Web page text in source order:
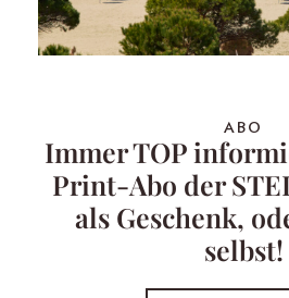
ABO
Immer TOP
Print-Abo der
als Geschenk,
selbst!